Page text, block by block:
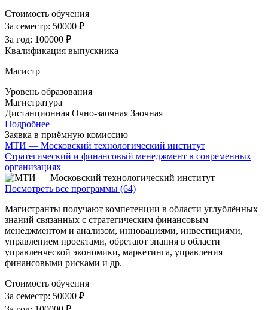
Стоимость обучения
За семестр: 50000 ₽
За год: 100000 ₽
Квалификация выпускника
Магистр
Уровень образования
Магистратура
Дистанционная Очно-заочная Заочная
Подробнее
Заявка в приёмную комиссию
МТИ — Московский технологический институт
Стратегический и финансовый менеджмент в современных
организациях
Посмотреть все программы (64)
Магистранты получают компетенции в области углублённых
знаний связанных с стратегическим финансовым
менеджментом и анализом, инновациями, инвестициями,
управлением проектами, обретают знания в области
управленческой экономики, маркетинга, управления
финансовыми рисками и др.
Стоимость обучения
За семестр: 50000 ₽